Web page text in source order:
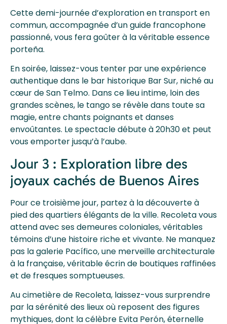
Cette demi-journée d’exploration en transport en
commun, accompagnée d’un guide francophone
passionné, vous fera goûter à la véritable essence
porteña.
En soirée, laissez-vous tenter par une expérience
authentique dans le bar historique Bar Sur, niché au
cœur de San Telmo. Dans ce lieu intime, loin des
grandes scènes, le tango se révèle dans toute sa
magie, entre chants poignants et danses
envoûtantes. Le spectacle débute à 20h30 et peut
vous emporter jusqu’à l’aube.
Jour 3 : Exploration libre des
joyaux cachés de Buenos Aires
Pour ce troisième jour, partez à la découverte à
pied des quartiers élégants de la ville. Recoleta vous
attend avec ses demeures coloniales, véritables
témoins d’une histoire riche et vivante. Ne manquez
pas la galerie Pacífico, une merveille architecturale
à la française, véritable écrin de boutiques raffinées
et de fresques somptueuses.
Au cimetière de Recoleta, laissez-vous surprendre
par la sérénité des lieux où reposent des figures
mythiques, dont la célèbre Evita Perón, éternelle